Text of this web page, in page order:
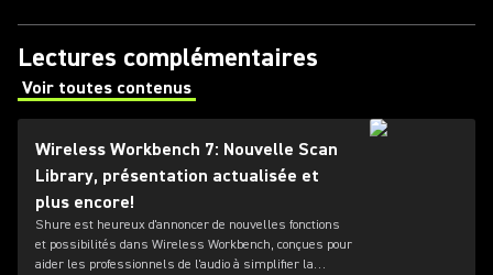
Lectures complémentaires
Voir toutes contenus
(Opens in a new tab)
Wireless Workbench 7: Nouvelle Scan
Library, présentation actualisée et
plus encore!
Shure est heureux d'annoncer de nouvelles fonctions
et possibilités dans Wireless Workbench, conçues pour
aider les professionnels de l'audio à simplifier la